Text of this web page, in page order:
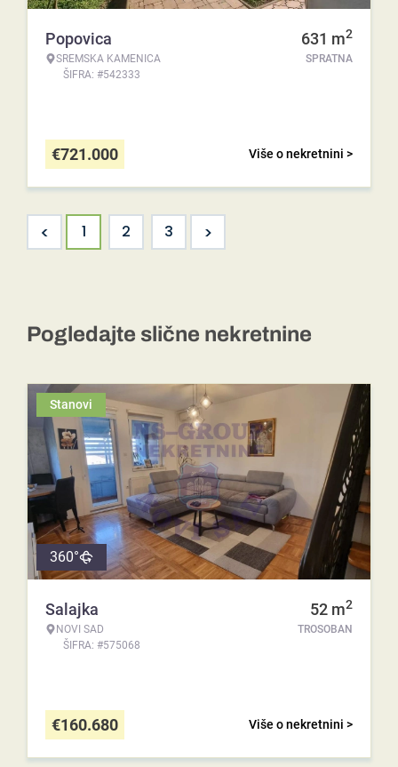
Popovica
SREMSKA KAMENICA
ŠIFRA: #542333
631 m2
SPRATNA
Više o nekretnini >
€721.000
< 1 2 3 >
Pogledajte slične nekretnine
Stanovi
360°
Salajka
NOVI SAD
ŠIFRA: #575068
52 m2
TROSOBAN
Više o nekretnini >
€160.680